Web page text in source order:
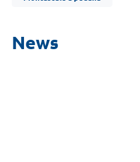
News